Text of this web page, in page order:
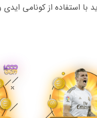
با استفاده از کونامی